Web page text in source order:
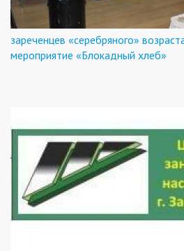
зареченцев «серебряного»
мероприятие «Блокадный хлеб»